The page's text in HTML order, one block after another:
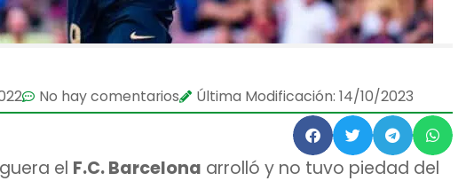
No hay comentarios Última Modificación: 14/10/2023
el F.C. Barcelona arrolló y no tuvo piedad del